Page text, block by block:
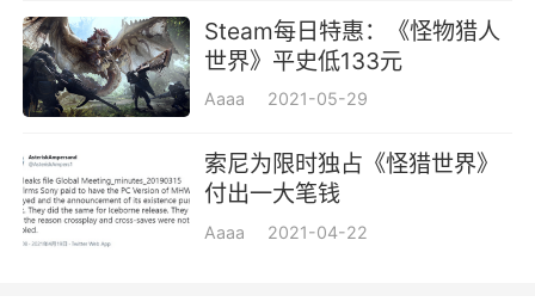
同。
随行艾路
工作，是个虽然细小却可靠的拍挡。作为调查员
的一员，与猎人一同乘船，来到这个新大陆。
Steam每日特惠：《怪物猎人
世界》平史低133元
Aaaa 2021-05-29
索尼为限时独占《怪猎世界》
付出一大笔钱
Aaaa 2021-04-22